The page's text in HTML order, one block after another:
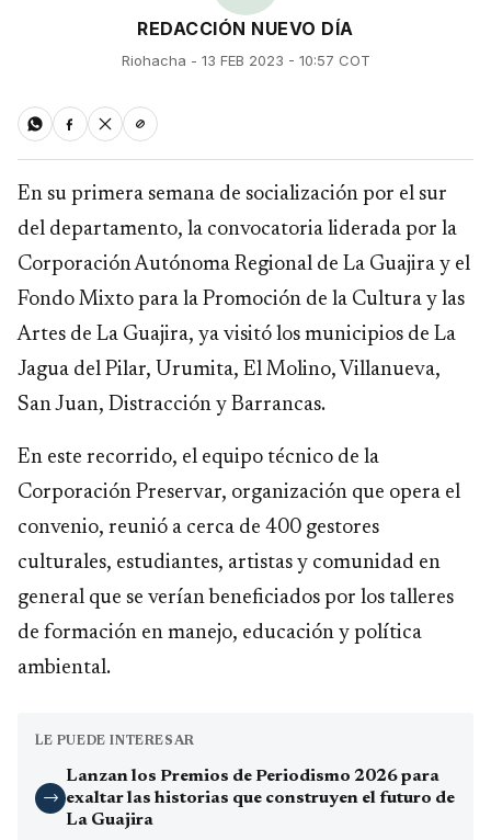
REDACCIÓN NUEVO DÍA
Riohacha - 13 FEB 2023 - 10:57 COT
En su primera semana de socialización por el sur
del departamento, la convocatoria liderada por la
Corporación Autónoma Regional de La Guajira y el
Fondo Mixto para la Promoción de la Cultura y las
Artes de La Guajira, ya visitó los municipios de La
Jagua del Pilar, Urumita, El Molino, Villanueva,
San Juan, Distracción y Barrancas.
En este recorrido, el equipo técnico de la
Corporación Preservar, organización que opera el
convenio, reunió a cerca de 400 gestores
culturales, estudiantes, artistas y comunidad en
general que se verían beneficiados por los talleres
de formación en manejo, educación y política
ambiental.
LE PUEDE INTERESAR
→
Lanzan los Premios de Periodismo 2026 para
exaltar las historias que construyen el futuro de
La Guajira